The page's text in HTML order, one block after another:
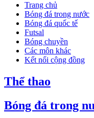
Trang chủ
Bóng đá trong nước
Bóng đá quốc tế
Futsal
Bóng chuyền
Các môn khác
Kết nối cộng đồng
Thể thao
Bóng đá trong